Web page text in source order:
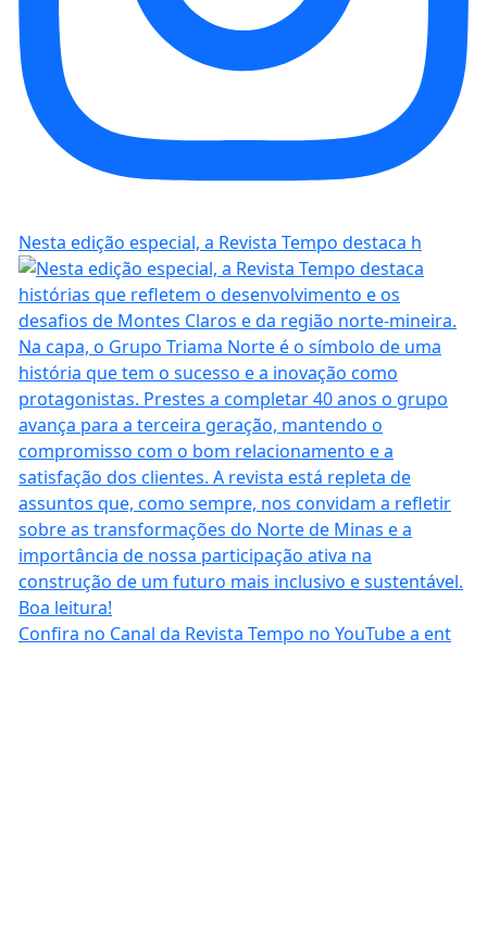
Nesta edição especial, a Revista Tempo destaca h
Confira no Canal da Revista Tempo no YouTube a ent